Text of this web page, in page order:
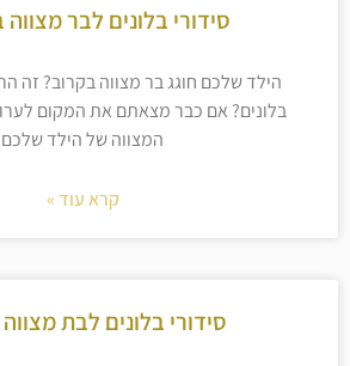
סידורי בלונים לבר
הילד שלכם חוגג בר מצווה בקרוב? זה
בלונים? אם כבר מצאתם את המקום
המצווה של הילד שלכם
קרא עוד »
סידורי בלונים לבת